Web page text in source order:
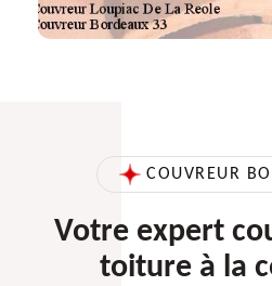
COUVREUR
Votre expert
toiture à la